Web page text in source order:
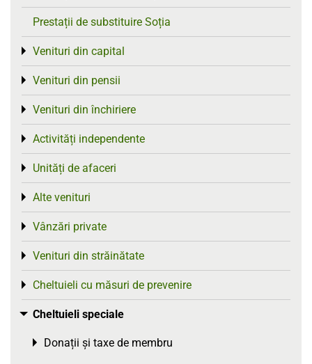
Prestații de substituire Soția
Venituri din capital
Toggle menu
Venituri din pensii
Toggle menu
Venituri din închiriere
Toggle menu
Activități independente
Toggle menu
Unități de afaceri
Toggle menu
Alte venituri
Toggle menu
Vânzări private
Toggle menu
Venituri din străinătate
Toggle menu
Cheltuieli cu măsuri de prevenire
Toggle menu
Cheltuieli speciale
Toggle menu
Donații și taxe de membru
Toggle menu